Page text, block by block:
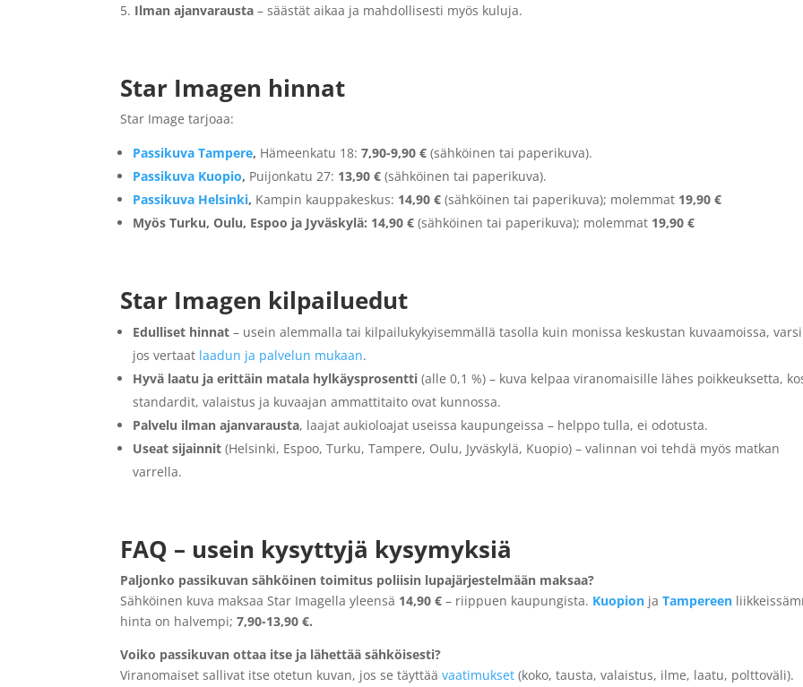
Ilman ajanvarausta – säästät aikaa ja mahdollisesti myös kuluja.
Star Imagen hinnat
Star Image tarjoaa:
Passikuva Tampere, Hämeenkatu 18: 7,90-9,90 €(sähköinen tai paperikuva).
Passikuva Kuopio, Puijonkatu 27: 13,90 € (sähköinen tai paperikuva).
Passikuva Helsinki, Kampin kauppakeskus: 14,90 € (sähköinen tai paperikuva); molemmat 19,90 €
Myös Turku, Oulu, Espoo ja Jyväskylä: 14,90 € (sähköinen tai paperikuva); molemmat 19,90 €
Star Imagen kilpailuedut
Edulliset hinnat – usein alemmalla tai kilpailukykyisemmällä tasolla kuin monissa keskustan kuvaamoissa,
jos vertaat laadun ja palvelun mukaan.
Hyvä laatu ja erittäin matala hylkäysprosentti (alle 0,1 %) – kuva kelpaa viranomaisille lähes poikkeuksetta,
standardit, valaistus ja kuvaajan ammattitaito ovat kunnossa.
Palvelu ilman ajanvarausta, laajat aukioloajat useissa kaupungeissa – helppo tulla, ei odotusta.
Useat sijainnit (Helsinki, Espoo, Turku, Tampere, Oulu, Jyväskylä, Kuopio) – valinnan voi tehdä myös matkan
varrella.
FAQ – usein kysyttyjä kysymyksiä
Paljonko passikuvan sähköinen toimitus poliisin lupajärjestelmään maksaa?
Sähköinen kuva maksaa Star Imagella yleensä 14,90 € – riippuen kaupungista. Kuopion jaTampereen
hinta on halvempi;7,90-13,90 €.
Voiko passikuvan ottaa itse ja lähettää sähköisesti?
Viranomaiset sallivat itse otetun kuvan, jos se täyttäävaatimukset (koko, tausta, valaistus, ilme, laatu, polttoväli).